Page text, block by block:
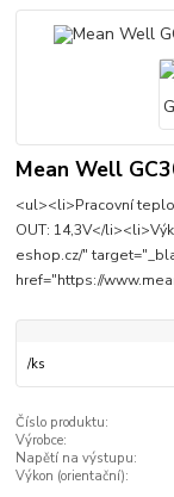
Mean Well
<ul><li>Pracovní
OUT: 14,3V</
eshop.cz/"
href="https://
/ks
Číslo produktu:
Výrobce:
Napětí na výstupu:
Výkon (orientační):